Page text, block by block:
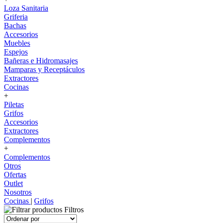
Loza Sanitaria
Griferia
Bachas
Accesorios
Muebles
Espejos
Bañeras e Hidromasajes
Mamparas y Receptáculos
Extractores
Cocinas
+
Piletas
Grifos
Accesorios
Extractores
Complementos
+
Complementos
Otros
Ofertas
Outlet
Nosotros
Cocinas | Grifos
Filtros